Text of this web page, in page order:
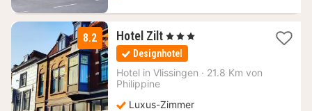
8.2 Hotel Zilt 1
Nacht
ab
102,96
, 3 Sterne
Designhotel
Hotel in Vlissingen · 21.8 Km von
Philippine
Luxus-Zimmer